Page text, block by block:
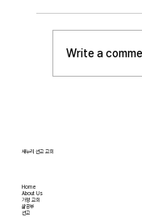
부탁 드립
평신도 세
일부터 27
Write a
Home
About Us
​가정 교회
​삶공부
​선교
새누리 선교 교회